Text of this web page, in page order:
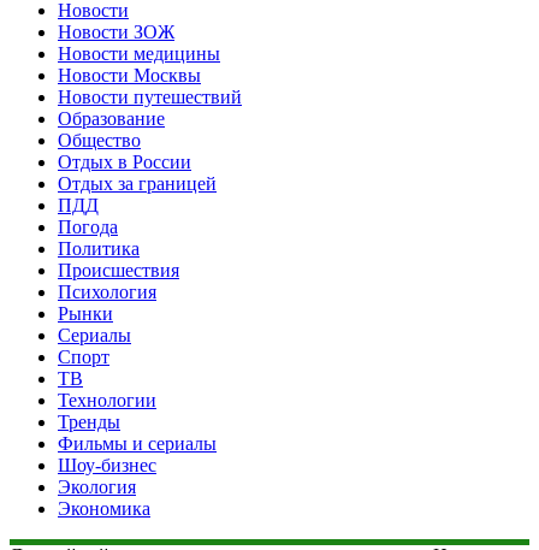
Новости
Новости ЗОЖ
Новости медицины
Новости Москвы
Новости путешествий
Образование
Общество
Отдых в России
Отдых за границей
ПДД
Погода
Политика
Происшествия
Психология
Рынки
Сериалы
Спорт
ТВ
Технологии
Тренды
Фильмы и сериалы
Шоу-бизнес
Экология
Экономика